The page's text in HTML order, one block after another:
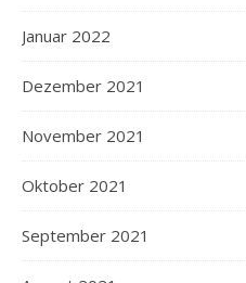
Januar 2022
Dezember 2021
November 2021
Oktober 2021
September 2021